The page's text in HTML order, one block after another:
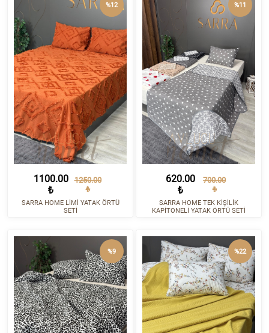
1100.00
₺
1250.00
₺
SARRA HOME LİMİ YATAK ÖRTÜ
SETİ
%12
620.00
₺
700.00
₺
SARRA HOME TEK KİŞİLİK
KAPİTONELİ YATAK ÖRTÜ SETİ
%11
%9 %22